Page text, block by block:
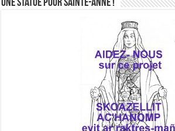
Une statue pour Sainte-Anne !